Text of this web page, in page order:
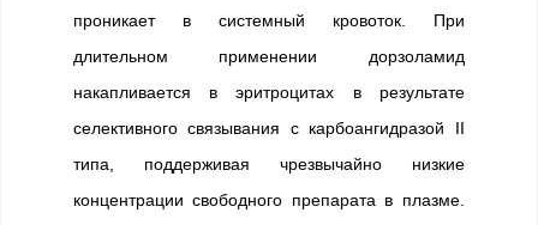
проникает в системный кровоток. При
длительном применении дорзоламид
накапливается в эритроцитах в результате
селективного связывания с карбоангидразой II
типа, поддерживая чрезвычайно низкие
концентрации свободного препарата в плазме.